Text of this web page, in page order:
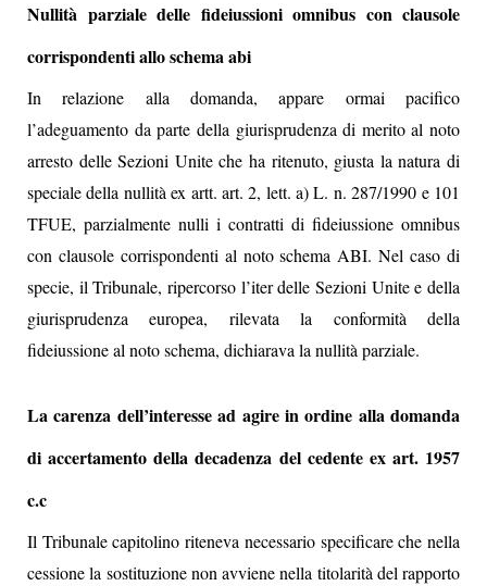
Nullità parziale delle fideiussioni omnibus con clausole
corrispondenti allo schema abi
In relazione alla domanda, appare ormai pacifico
l’adeguamento da parte della giurisprudenza di merito al noto
arresto delle Sezioni Unite che ha ritenuto, giusta la natura di
speciale della nullità ex artt. art. 2, lett. a) L. n. 287/1990 e 101
TFUE, parzialmente nulli i contratti di fideiussione omnibus
con clausole corrispondenti al noto schema ABI. Nel caso di
specie, il Tribunale, ripercorso l’iter delle Sezioni Unite e della
giurisprudenza europea, rilevata la conformità della
fideiussione al noto schema, dichiarava la nullità parziale.
La carenza dell’interesse ad agire in ordine alla domanda
di accertamento della decadenza del cedente ex art. 1957
c.c
Il Tribunale capitolino riteneva necessario specificare che nella
cessione la sostituzione non avviene nella titolarità del rapporto